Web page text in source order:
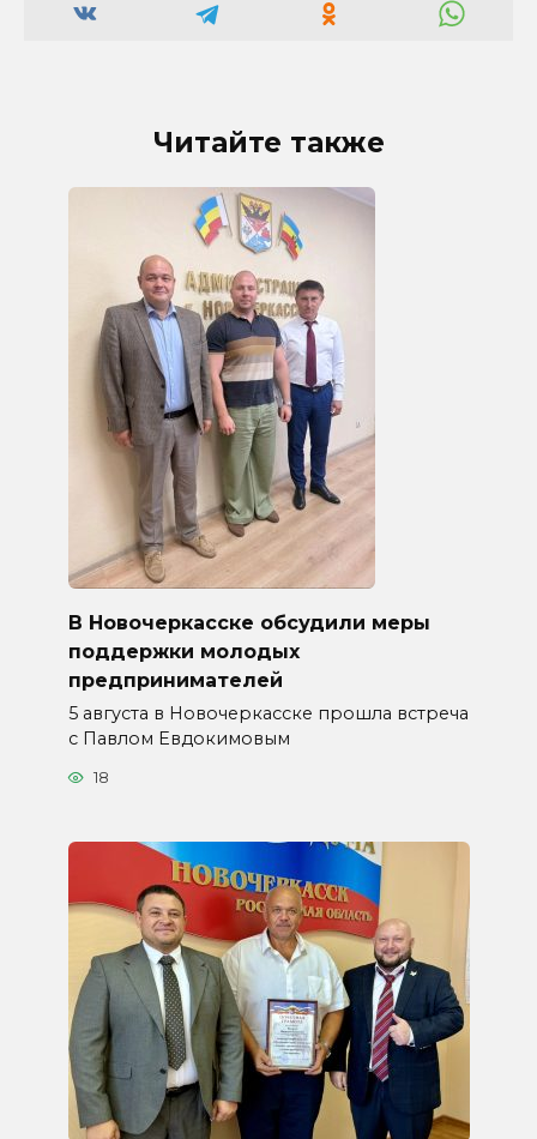
Читайте также
В Новочеркасске обсудили меры
поддержки молодых
предпринимателей
5 августа в Новочеркасске прошла встреча
с Павлом Евдокимовым
18